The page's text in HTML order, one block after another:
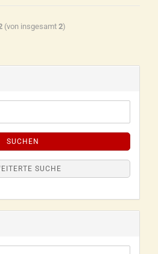
(von insgesamt 2)
SUCHEN
SUCHE